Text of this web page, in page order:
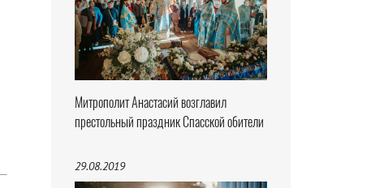
Митрополит Анастасий возглавил
престольный праздник Спасской обители
29.08.2019